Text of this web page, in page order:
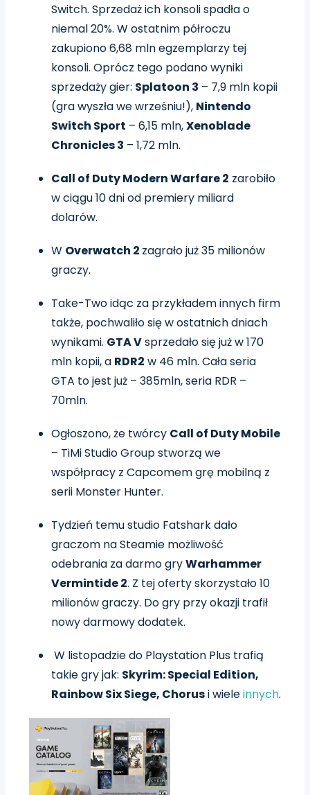
Switch. Sprzedaż ich konsoli spadła o
niemal 20%. W ostatnim półroczu
zakupiono 6,68 mln egzemplarzy tej
konsoli. Oprócz tego podano wyniki
sprzedaży gier: Splatoon 3 – 7,9 mln kopii
(gra wyszła we wrześniu!), Nintendo
Switch Sport – 6,15 mln,Xenoblade
Chronicles 3 – 1,72 mln.
Call of Duty Modern Warfare 2 zarobiło
w ciągu 10 dni od premiery miliard
dolarów.
W Overwatch 2 zagrało już 35 milionów
graczy.
Take-Two idąc za przykładem innych firm
także, pochwaliło się w ostatnich dniach
wynikami. GTA Vsprzedało się już w 170
mln kopii, a RDR2 w 46 mln. Cała seria
GTA to jest już – 385mln, seria RDR –
70mln.
Ogłoszono, że twórcy Call of Duty Mobile
– TiMi Studio Group stworzą we
współpracy z Capcomem grę mobilną z
serii Monster Hunter.
Tydzień temu studio Fatshark dało
graczom na Steamie możliwość
odebrania za darmo gryWarhammer
Vermintide 2. Z tej oferty skorzystało 10
milionów graczy. Do gry przy okazji trafił
nowy darmowy dodatek.
W listopadzie do Playstation Plus trafią
takie gry jak: Skyrim: Special Edition,
Rainbow Six Siege, Chorusi wieleinnych.